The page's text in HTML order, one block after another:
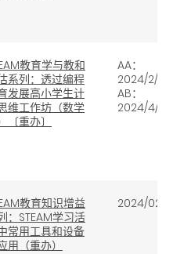
教育学与教和
系列：透过编程
发展高小学生计
维工作坊（数学
〔重办〕
AA：
2024/2/23
AB：
2024/4/26
教育知识增益
：STEAM学习活
常用工具和设备
用（重办）
2024/02/